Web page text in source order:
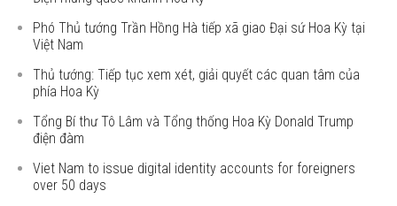
Phó Thủ tướng Trần Hồng Hà tiếp xã giao Đại sứ Hoa Kỳ tại
Việt Nam
Thủ tướng: Tiếp tục xem xét, giải quyết các quan tâm của
phía Hoa Kỳ
Tổng Bí thư Tô Lâm và Tổng thống Hoa Kỳ Donald Trump
điện đàm
Viet Nam to issue digital identity accounts for foreigners
over 50 days